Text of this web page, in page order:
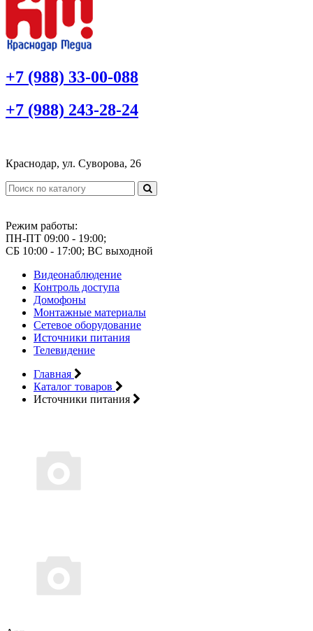
+7 (988) 33-00-088
+7 (988) 243-28-24
Краснодар, ул. Суворова, 26
Режим работы:
ПН-ПТ 09:00 - 19:00;
СБ 10:00 - 17:00; ВС выходной
Видеонаблюдение
Контроль доступа
Домофоны
Монтажные материалы
Сетевое оборудование
Источники питания
Телевидение
Главная
Каталог товаров
Источники питания